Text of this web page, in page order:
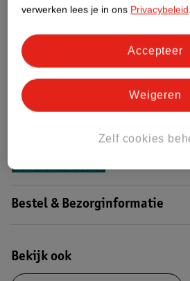
Productinformatie
Etiketinformatie
Nature Impact Score
Impact Score.
Bestel & Bezorginformatie
Bekijk ook
verwerken lees je in ons Privacybeleid.
Zelf cookies
Weigeren
Accepteer